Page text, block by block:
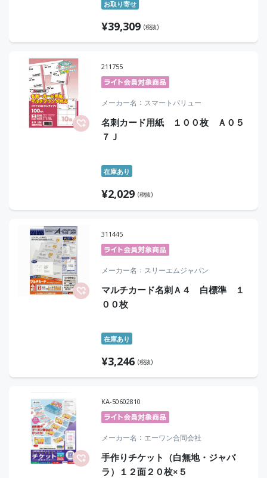
お取り寄せ
¥39,309 (税抜)
211755
メーカー名 スマートバリュー
名刺カード用紙 １００枚 Ａ０５
７Ｊ
在庫あり
¥2,029 (税抜)
311445
メーカー名 スリーエムジャパン
マルチカード名刺Ａ４ 白標準 １
００枚
在庫あり
¥3,246 (税抜)
KA-50602810
メーカー名 エーワン合同会社
手作りチケット（白無地・ジャバ
ラ）１２面２０枚×５